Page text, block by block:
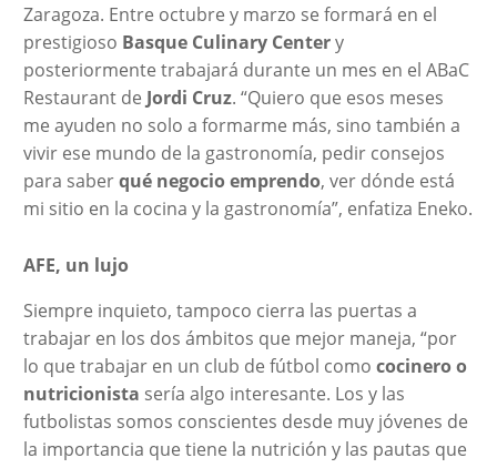
Zaragoza. Entre octubre y marzo se formará en el
prestigioso Basque Culinary Centery
posteriormente trabajará durante un mes en el ABaC
Restaurant de Jordi Cruz. “Quiero que esos meses
me ayuden no solo a formarme más, sino también a
vivir ese mundo de la gastronomía, pedir consejos
para saberqué negocio emprendo, ver dónde está
mi sitio en la cocina y la gastronomía”, enfatiza Eneko.
AFE, un lujo
Siempre inquieto, tampoco cierra las puertas a
trabajar en los dos ámbitos que mejor maneja, “por
lo que trabajar en un club de fútbol como cocinero o
nutricionista sería algo interesante. Los y las
futbolistas somos conscientes desde muy jóvenes de
la importancia que tiene la nutrición y las pautas que